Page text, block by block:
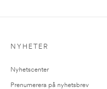
NYHETER
Nyhetscenter
Prenumerera på nyhetsbrev